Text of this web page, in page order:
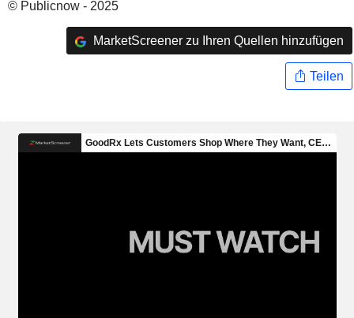
© Publicnow - 2025
MarketScreener zu Ihren Quellen hinzufügen
Teilen